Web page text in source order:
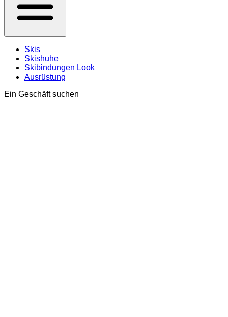
Skis
Skishuhe
Skibindungen Look
Ausrüstung
Ein Geschäft suchen